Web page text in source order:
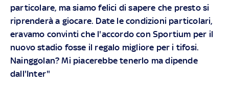
particolare, ma siamo felici di sapere che presto si
riprenderà a giocare. Date le condizioni particolari,
eravamo convinti che l'accordo con Sportium per il
nuovo stadio fosse il regalo migliore per i tifosi.
Nainggolan? Mi piacerebbe tenerlo ma dipende
dall'Inter"